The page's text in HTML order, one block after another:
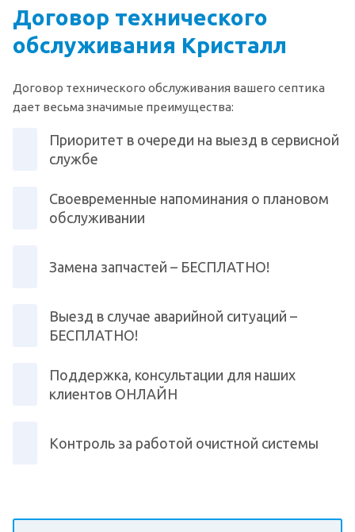
Договор технического
обслуживания Кристалл
Договор технического обслуживания вашего септика
дает весьма значимые преимущества:
Приоритет в очереди на выезд в сервисной
службе
Своевременные напоминания о плановом
обслуживании
Замена запчастей – БЕСПЛАТНО!
Выезд в случае аварийной ситуаций –
БЕСПЛАТНО!
Поддержка, консультации для наших
клиентов ОНЛАЙН
Контроль за работой очистной системы